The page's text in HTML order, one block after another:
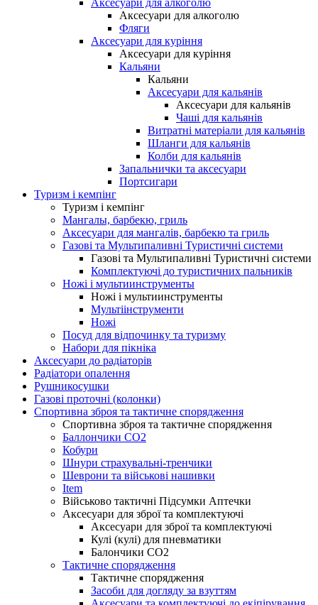
Аксесуари для алкоголю
Аксесуари для алкоголю
Фляги
Аксесуари для куріння
Аксесуари для куріння
Кальяни
Кальяни
Аксесуари для кальянів
Аксесуари для кальянів
Чаші для кальянів
Витратні матеріали для кальянів
Шланги для кальянів
Колби для кальянів
Запальнички та аксесуари
Портсигари
Туризм і кемпінг
Туризм і кемпінг
Мангалы, барбекю, гриль
Аксесуари для мангалів, барбекю та гриль
Газові та Мультипаливні Туристичні системи
Газові та Мультипаливні Туристичні системи
Комплектуючі до туристичних пальників
Ножі і мультиинструменты
Ножі і мультиинструменты
Мультіінструменти
Ножі
Посуд для відпочинку та туризму
Набори для пікніка
Аксесуари до радіаторів
Радіатори опалення
Рушникосушки
Газові проточні (колонки)
Спортивна зброя та тактичне спорядження
Спортивна зброя та тактичне спорядження
Баллончики CO2
Кобури
Шнури страхувальні-тренчики
Шеврони та військові нашивки
Item
Військово тактичні Підсумки Аптечки
Аксесуари для зброї та комплектуючі
Аксесуари для зброї та комплектуючі
Кулі (кулі) для пневматики
Балончики CO2
Тактичне спорядження
Тактичне спорядження
Засоби для догляду за взуттям